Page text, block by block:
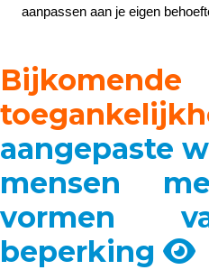
aanpassen aan je eigen
Bijkomende
aangepaste
mensen
vormen
beperking